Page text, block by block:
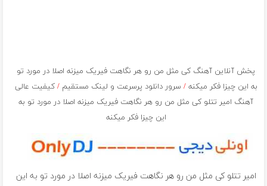
پخش آنلاین آهنگ کی مثل من رو هر نگاهت فیریک میزنه اصلا در مورد تو
به این چیزا فکر میکنه/ سرور دانلود پرسرعت و لینک مستقیم/ کیفیت عالی
آهنگ امیر تتلو کی مثل من رو هر نگاهت فیریک میزنه اصلا در مورد تو به
این چیزا فکر میکنه
امیر تتلو کی مثل من رو هر نگاهت فیریک میزنه اصلا در مورد تو به این